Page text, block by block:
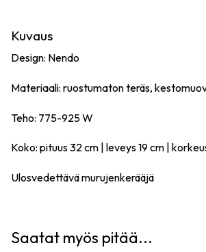
Kuvaus
Design: Nendo
Materiaali: ruostumaton teräs,
Teho: 775-925 W
Koko: pituus 32 cm | leveys 19 cm |
Ulosvedettävä murujenkerääjä
Saatat myös pitää...